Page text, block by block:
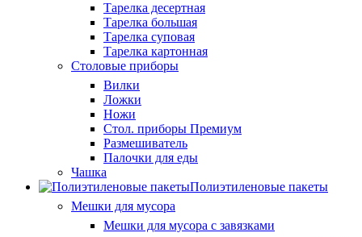
Тарелка десертная
Тарелка большая
Тарелка суповая
Тарелка картонная
Столовые приборы
Вилки
Ложки
Ножи
Стол. приборы Премиум
Размешиватель
Палочки для еды
Чашка
Полиэтиленовые пакеты
Мешки для мусора
Мешки для мусора с завязками